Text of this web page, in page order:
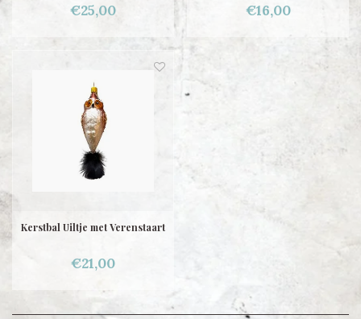
€25,00 €16,00
Kerstbal Uiltje met Verenstaart
€21,00